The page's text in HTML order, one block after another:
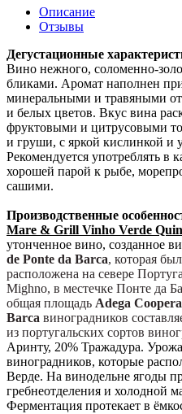
Описание
Отзывы
Дегустационные
Вино нежного, соломенно-
бликами. Аромат наполнен
минеральными и травяными
и белых цветов. Вкус вина
фруктовыми и цитрусовыми
и груши, с яркой кислинкой и
Рекомендуется употреблять в
хорошей парой к рыбе,
сашими.
Производственные
Mare & Grill Vinho Verde
утонченное вино, созданное
de Ponte da Barca, которая
расположена на севере
Mighno, в местечке Понте да
общая площадь Adega
Barca виноградников
из португальских сортов
Аринту, 20% Тражадура.
виноградников, которые
Верде. На винодельне ягоды
гребнеотделения и холодной
Ферментация протекает в